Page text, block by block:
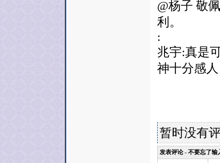
@杨子 敬
利。
:
兆宇:真是
神十分感
暂时没有
发表评论 - 不要忘了输